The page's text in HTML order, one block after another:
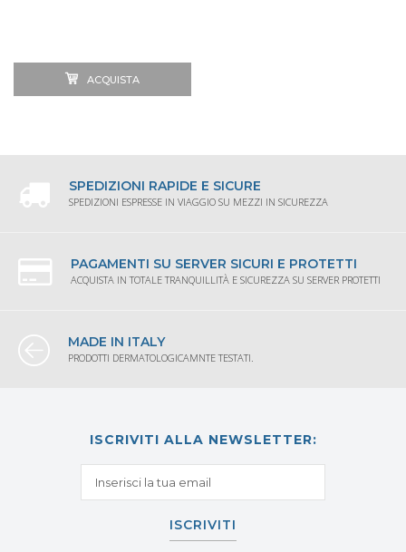
ACQUISTA
SPEDIZIONI RAPIDE E SICURE
SPEDIZIONI ESPRESSE IN VIAGGIO SU MEZZI IN SICUREZZA
PAGAMENTI SU SERVER SICURI E PROTETTI
ACQUISTA IN TOTALE TRANQUILLITÀ E SICUREZZA SU SERVER PROTETTI
MADE IN ITALY
PRODOTTI DERMATOLOGICAMNTE TESTATI.
ISCRIVITI ALLA NEWSLETTER:
ISCRIVITI